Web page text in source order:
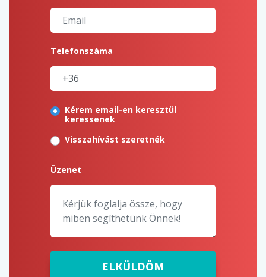
Telefonszáma
Kérem email-en keresztül
keressenek
Visszahívást szeretnék
Üzenet
ELKÜLDÖM